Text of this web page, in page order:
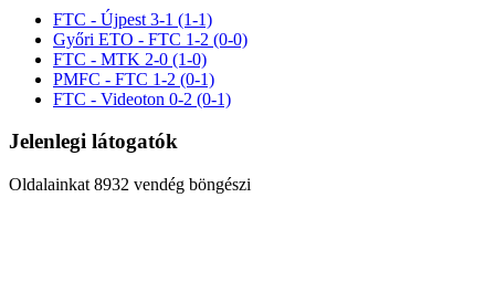
FTC - Újpest 3-1 (1-1)
Győri ETO - FTC 1-2 (0-0)
FTC - MTK 2-0 (1-0)
PMFC - FTC 1-2 (0-1)
FTC - Videoton 0-2 (0-1)
Jelenlegi látogatók
Oldalainkat 8932 vendég böngészi